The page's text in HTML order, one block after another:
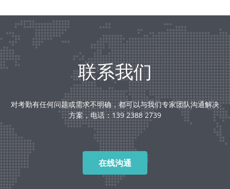
联系我们
对考勤有任何问题或需求不明确，都可以与我们专家团队沟通解决
方案，电话：139 2388 2739
在线沟通